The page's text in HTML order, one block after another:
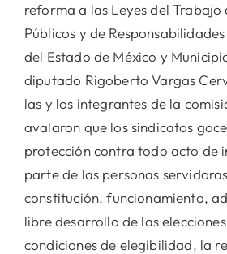
reforma a las Leyes del Trabajo
Públicos y de
del Estado de México y
diputado Rigoberto Vargas
las y los integrantes de la
avalaron que los sindicatos
protección contra todo acto de
parte de las personas
constitución, funcionamiento,
libre desarrollo de las
condiciones de elegibilidad, la